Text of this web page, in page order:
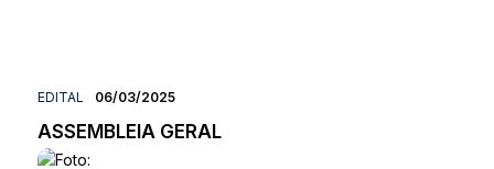
EDITAL 06/03/2025
ASSEMBLEIA GERAL